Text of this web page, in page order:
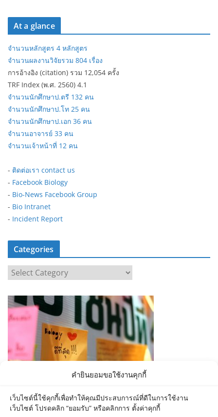
คำยินยอมขอใช้งานคุกกี้
เว็บไซต์นี้ใช้คุกกี้เพื่อทำให้คุณมีประสบการณ์ที่ดีในการใช้งาน
เว็บไซต์ โปรดคลิก “ยอมรับ” หรือคลิกการ ตั้งค่าคุกกี้
At a glance
จำนวนหลักสูตร 4 หลักสูตร
จำนวนผลงานวิจัยรวม 804 เรื่อง
การอ้างอิง (citation) รวม 12,054 ครั้ง
TRF Index (พ.ศ. 2560) 4.1
จำนวนนักศึกษาป.ตรี 132 คน
จำนวนนักศึกษาป.โท 25 คน
จำนวนนักศึกษาป.เอก 36 คน
จำนวนอาจารย์ 33 คน
จำนวนเจ้าหน้าที่ 12 คน
- ติดต่อเรา contact us
- Facebook Biology
- Bio-News Facebook Group
- Bio Intranet
- Incident Report
Categories
t
e
g
i